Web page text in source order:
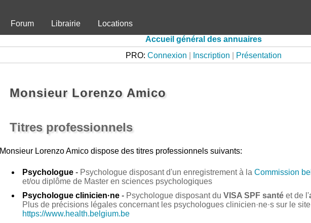
Forum Librairie
Locations
Accueil général des annuaires
PRO: Connexion Inscription Présentation
Monsieur Lorenzo Amico
Titres professionnels
Monsieur Lorenzo Amicodispose des titres professionnels suivants:
Psychologue- Psychologue disposant d'un enregistrement à la Commission
et/ou diplôme de Master en sciences psychologiques
Psychologue clinicien·ne- Psychologue disposant du VISA SPF santéet de l'
Plus de précisions légales concernant les psychologues clinicien·ne·s sur le site
https://www.health.belgium.be